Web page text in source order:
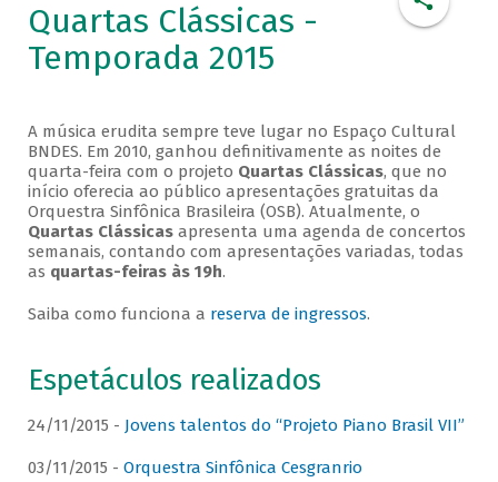
Quartas Clássicas -
Temporada 2015
A música erudita sempre teve lugar no Espaço Cultural
BNDES. Em 2010, ganhou definitivamente as noites de
quarta-feira com o projeto Quartas Clássicas, que no
início oferecia ao público apresentações gratuitas da
Orquestra Sinfônica Brasileira (OSB). Atualmente, o
Quartas Clássicasapresenta uma agenda de concertos
semanais, contando com apresentações variadas, todas
as quartas-feiras às 19h.
Saiba como funciona a reserva de ingressos.
Espetáculos realizados
24/11/2015 - Jovens talentos do “Projeto Piano Brasil VII”
03/11/2015 - Orquestra Sinfônica Cesgranrio